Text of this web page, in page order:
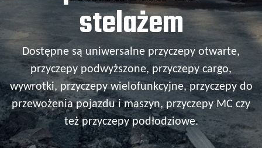
stelażem
Dostępne są uniwersalne przyczepy otwarte,
przyczepy podwyższone, przyczepy cargo,
wywrotki, przyczepy wielofunkcyjne, przyczepy do
przewożenia pojazdu i maszyn, przyczepy MC czy
też przyczepy podłodziowe.